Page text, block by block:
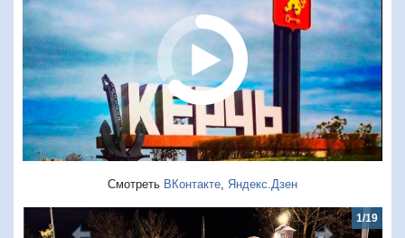
Смотреть ВКонтакте Яндекс.Дзен
1/19